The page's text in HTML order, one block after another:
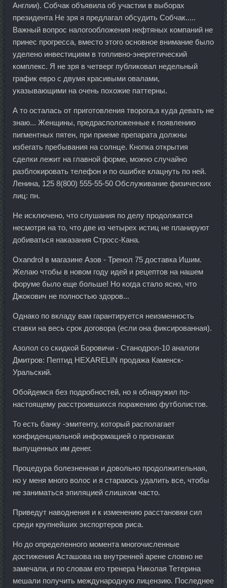
Англии). Собчак объявила об участии в выборах
президента Не зря я предлагал обсудить Собчак.....
Важный вопрос налогообложения нефтяных компаний не
принес прогресса, вместо этого основное внимание было
уделено инвестициям в топливно-энергетический
комплекс. Я не зря в четверг публиковал недельный
график евро с двумя красивыми овалами,
указывающими на очень похожие паттерны.
А то осталась от приготовления творога,а куда девать не
знаю... Женщины, предрасположенные к появлению
пигментных пятен, при приеме препарата должны
избегать пребывания на солнце. Кнопка открытия
сделки лежит на главной форме, можно случайно
разблокировать телефон и по ошибке клацнуть по ней.
Ленина, 125 8(800) 555-55-50 Обслуживание физических
лиц: пн.
Не исключено, что слушания по делу продолжатся
несмотря на то, что две из четырех истиц не планируют
добиваться наказания Стросс-Кана.
Oxandrol в магазине Азов - Тренол 75 доставка Ишим.
Желаю чтобы в новом году идей и рецептов на нашем
форуме было еще больше! Но когда стало ясно, что
Джокович не полностью здоров...
Однако по вкладу вам гарантируется неизменность
ставки на весь срок договора (если она фиксированная).
Азолол со скидкой Боровичи - Станодрол-10 аналоги
Дмитров: Пептид HEXARELIN продажа Каменск-
Уральский.
Обойдемся без подробностей, но я обнаружил по-
настоящему расстроившихся поражению футболистов.
То есть банку -эмитенту, который располагает
конфиденциальной информацией о признаках
выпущенных им денег.
Процедура болезненная и довольно продолжительная,
но у меня много волос и я стараюсь удалить все, чтобы
не заниматься эпиляцией слишком часто.
Приведут наводнения и к изменению расстановки сил
среди крупнейших экспортеров риса.
Но до определенного момента многочисленные
достижения Асташова на внутренней арене словно не
замечали, и по словам его тренера Николая Тетерина
мешали получить международную лицензию. Последнее